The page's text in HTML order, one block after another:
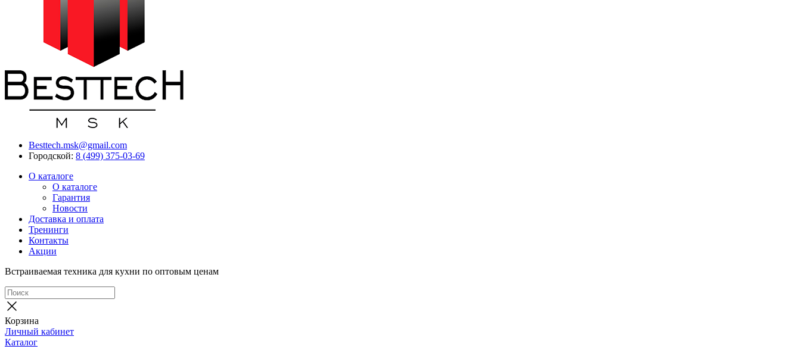
Besttech.msk@gmail.com
Городской: 8 (499) 375-03-69
О каталоге
О каталоге
Гарантия
Новости
Доставка и оплата
Тренинги
Контакты
Акции
Встраиваемая техника для кухни по оптовым ценам
Корзина
Личный кабинет
Каталог